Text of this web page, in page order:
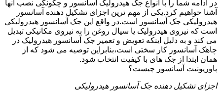
در ادامه شما را با انواع جک هیدرولیک آسانسور و چگونگی نصب آنها
آشنا خواهیم کرد.یکی از مهم ترین اجزای تشکیل دهنده آسانسور
هیدرولیکی جک آسانسور است.در واقع این جک آسانسور هیدرولیکی
است که نیروی هیدرولیک یا سیال روغن را به نیروی مکانیکی تبدیل
می کند و به دلیل اینکه تعویض و تعمیر جک آسانسور هیدرولیک در
چاهک آسانسور کار سختی است،بنابراین توصیه می شود که از
همان ابتدا از جک های با کیفیت انتخاب شود.
پاوریونیت آسانسور چیست؟
اجزای تشکیل دهنده جک آسانسور هیدرولیکی